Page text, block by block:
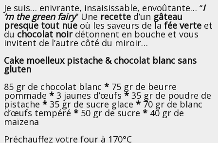
Je suis… enivrante, insaisissable, envoûtante… “I
‘m the green fairy” Une recette d’un gâteau
presque tout nue où les saveurs de la fée verte et
du chocolat noirdétonnent en bouche et vous
invitent de l’autre côté du miroir…
Cake moelleux pistache & chocolat blanc sans
gluten
85 gr de chocolat blanc * 75 gr de beurre
pommade * 3 jaunes d’œufs * 35 gr de poudre de
pistache * 35 gr de sucre glace * 70 gr de blanc
d’œufs tempéré * 50 gr de sucre * 40 gr de
maïzena
Préchauffez votre four à 170°C